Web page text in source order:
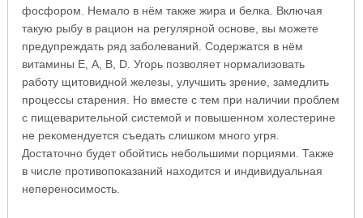
фосфором. Немало в нём также жира и белка. Включая
такую рыбу в рацион на регулярной основе, вы можете
предупреждать ряд заболеваний. Содержатся в нём
витамины Е, А, В, D. Угорь позволяет нормализовать
работу щитовидной железы, улучшить зрение, замедлить
процессы старения. Но вместе с тем при наличии проблем
с пищеварительной системой и повышенном холестерине
не рекомендуется съедать слишком много угря.
Достаточно будет обойтись небольшими порциями. Также
в числе противопоказаний находится и индивидуальная
непереносимость.